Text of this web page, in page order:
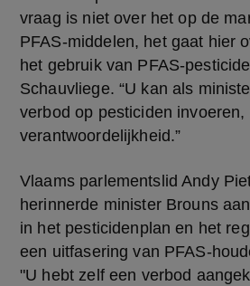
vraag is niet over het op de
PFAS-middelen, het gaat hier
het gebruik van PFAS-
Schauvliege. “U kan als
verbod op pesticiden invoeren,
verantwoordelijkheid.”
Vlaams parlementslid Andy
herinnerde minister Brouns
in het pesticidenplan en het
een uitfasering van PFAS-
"U hebt zelf een verbod